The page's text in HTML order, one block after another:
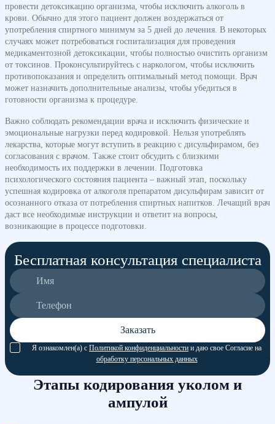
провести детоксикацию организма, чтобы исключить алкоголь в
крови. Обычно для этого пациент должен воздержаться от
употребления спиртного минимум за 5 дней до лечения. В некоторых
случаях может потребоваться госпитализация для проведения
медикаментозной детоксикации, чтобы полностью очистить организм
от токсинов. Проконсультируйтесь с наркологом, чтобы исключить
противопоказания и определить оптимальный метод помощи. Врач
может назначить дополнительные анализы, чтобы убедиться в
готовности организма к процедуре.
Важно соблюдать рекомендации врача и исключить физические и
эмоциональные нагрузки перед кодировкой. Нельзя употреблять
лекарства, которые могут вступить в реакцию с дисульфирамом, без
согласования с врачом. Также стоит обсудить с близкими
необходимость их поддержки в лечении. Подготовка
психологического состояния пациента – важный этап, поскольку
успешная кодировка от алкоголя препаратом дисульфирам зависит от
осознанного отказа от потребления спиртных напитков. Лечащий врач
даст все необходимые инструкции и ответит на вопросы,
возникающие в процессе подготовки.
Бесплатная консультация специалиста
Заказать
Я ознакомлен(а) с Политикой конфиденциальности и даю свое Согласие на
обработку персональных данных
Этапы кодирования уколом и
ампулой